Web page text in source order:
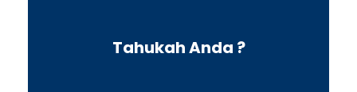
Tahukah Anda ?